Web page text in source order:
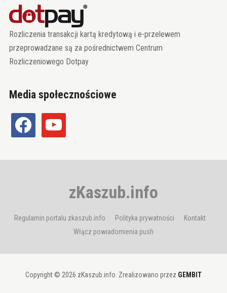
Rozliczenia transakcji kartą kredytową i e-przelewem
przeprowadzane są za pośrednictwem Centrum
Rozliczeniowego Dotpay
Media społecznościowe
facebook youtube
zKaszub.info
Regulamin portalu zkaszub.info Polityka prywatności
Kontakt
Włącz powiadomienia push
Copyright © 2026 zKaszub.info. Zrealizowano przez GEMBIT